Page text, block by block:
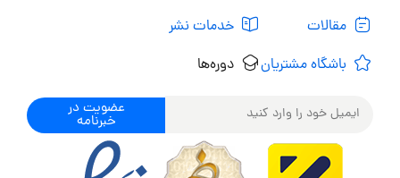
مقالات
باشگاه مشتریان
خدمات نشر
دوره‌ها
عضویت در
خبرنامه